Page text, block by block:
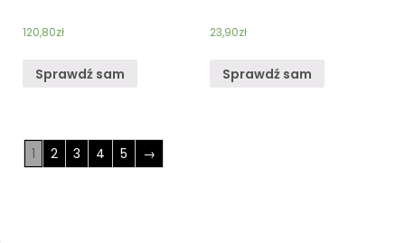
120,80zł
Sprawdź sam
23,90zł
Sprawdź sam
1 2 3 4 5 →